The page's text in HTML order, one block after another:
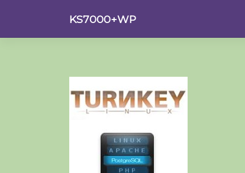
contenido
KS7000+WP